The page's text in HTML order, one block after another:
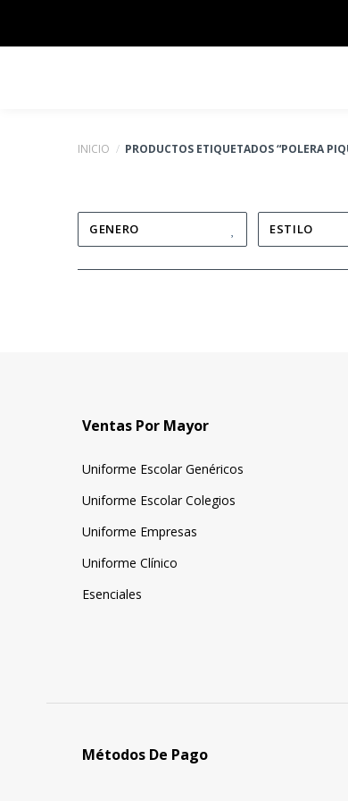
INICIO / PRODUCTOS ETIQUETADOS “POLERA
GENERO ESTILO
Ventas Por Mayor
Uniforme Escolar Genéricos
Uniforme Escolar Colegios
Uniforme Empresas
Uniforme Clínico
Esenciales
Métodos De Pago